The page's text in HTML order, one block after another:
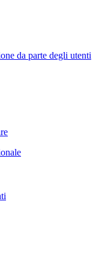
da parte degli utenti